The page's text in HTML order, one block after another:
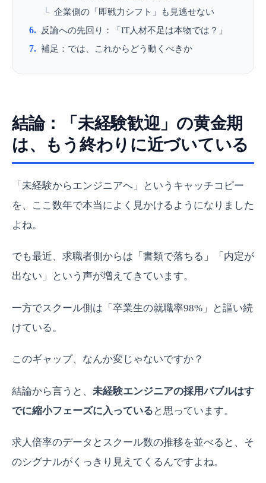
企業側の「即戦力シフト」も見逃せない
反論への先回り：「IT人材不足は本物では？」
補足：では、これからどう動くべきか
結論：「未経験歓迎」の黄金期
は、もう終わりに近づいている
「未経験からエンジニアへ」というキャッチコピー
を、ここ数年で本当によく見かけるようになりました
よね。
でも最近、求職者側からは「書類で落ちる」「内定が
出ない」という声が増えてきています。
一方でスクール側は「卒業生の就職率98%」と謳い続
けている。
このギャップ、なんか変じゃないですか？
結論から言うと、 未経験エンジニアの採用バブルはす
でに縮小フェーズに入っている と思っています。
求人倍率のデータとスクール数の推移を並べると、そ
のシグナルがくっきり見えてくるんですよね。